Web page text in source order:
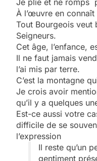
À l’œuvre en connaît
Tout Bourgeois veut
Seigneurs.
Cet âge, l’enfance,
Il ne faut jamais
l’ai mis par terre.
C’est la montagne
Je crois avoir
qu’il y a quelques
Est-ce aussi votre
difficile de se
l’expression
Il reste qu’un
gentiment